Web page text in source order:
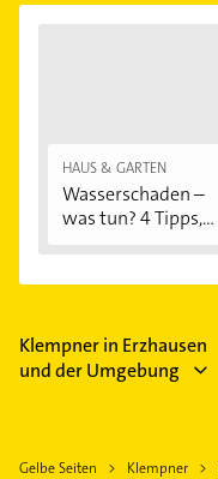
HAUS & GARTEN
Wasserschaden –
was tun? 4 Tipps,...
Klempner in Erzhausen
und der Umgebung
Gelbe Seiten Klempner